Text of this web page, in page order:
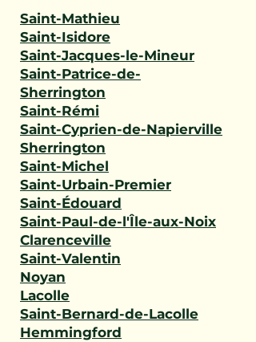
Saint-Mathieu
Saint-Isidore
Saint-Jacques-le-Mineur
Saint-Patrice-de-
Sherrington
Saint-Rémi
Saint-Cyprien-de-Napierville
Sherrington
Saint-Michel
Saint-Urbain-Premier
Saint-Édouard
Saint-Paul-de-l'Île-aux-Noix
Clarenceville
Saint-Valentin
Noyan
Lacolle
Saint-Bernard-de-Lacolle
Hemmingford